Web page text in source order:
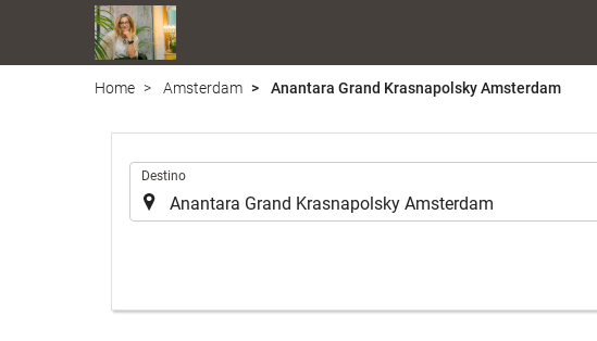
Home Amsterdam Anantara Grand Krasnapolsky Amsterdam
Destino